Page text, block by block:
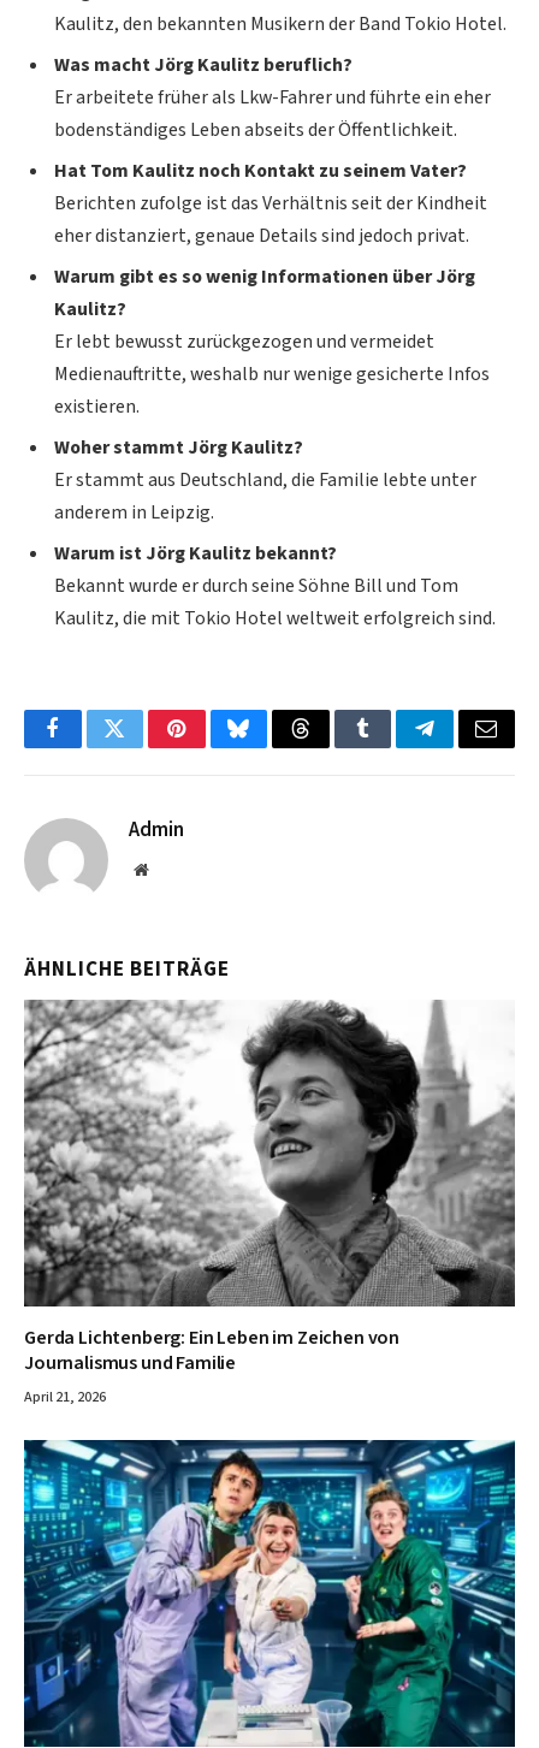
Kaulitz, den bekannten Musikern der Band Tokio Hotel.
Was macht Jörg Kaulitz beruflich?
Er arbeitete früher als Lkw-Fahrer und führte ein eher
bodenständiges Leben abseits der Öffentlichkeit.
Hat Tom Kaulitz noch Kontakt zu seinem Vater?
Berichten zufolge ist das Verhältnis seit der Kindheit
eher distanziert, genaue Details sind jedoch privat.
Warum gibt es so wenig Informationen über Jörg
Kaulitz?
Er lebt bewusst zurückgezogen und vermeidet
Medienauftritte, weshalb nur wenige gesicherte Infos
existieren.
Woher stammt Jörg Kaulitz?
Er stammt aus Deutschland, die Familie lebte unter
anderem in Leipzig.
Warum ist Jörg Kaulitz bekannt?
Bekannt wurde er durch seine Söhne Bill und Tom
Kaulitz, die mit Tokio Hotel weltweit erfolgreich sind.
FacebookTwitterPinterestBlueskyThreadsTumblrTelegramEmail
Admin
Website
ÄHNLICHE BEITRÄGE
Gerda Lichtenberg: Ein Leben im Zeichen von
Journalismus und Familie
April 21, 2026